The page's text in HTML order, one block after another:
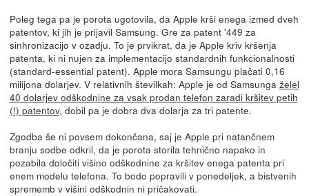
Poleg tega pa je porota ugotovila, da Apple krši enega izmed dveh
patentov, ki jih je prijavil Samsung. Gre za patent '449 za
sinhronizacijo v ozadju. To je prvikrat, da je Apple kriv kršenja
patenta, ki ni nujen za implementacijo standardnih funkcionalnosti
(standard-essential patent). Apple mora Samsungu plačati 0,16
milijona dolarjev. V relativnih številkah: Apple je od Samsunga želel
40 dolarjev odškodnine za vsak prodan telefon zaradi kršitev petih
(!) patentov, dobil pa je dobra dva dolarja za tri patente.
Zgodba še ni povsem dokončana, saj je Apple pri natančnem
branju sodbe odkril, da je porota storila tehnično napako in
pozabila določiti višino odškodnine za kršitev enega patenta pri
enem modelu telefona. To bodo popravili v ponedeljek, a bistvenih
sprememb v višini odškodnin ni pričakovati.